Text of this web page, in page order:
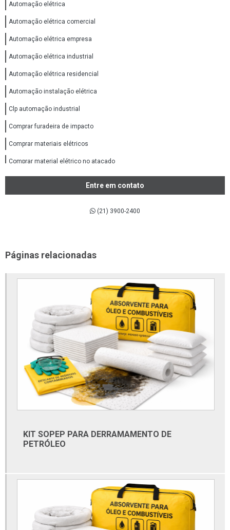
Automação elétrica
Automação elétrica comercial
Automação elétrica empresa
Automação elétrica industrial
Automação elétrica residencial
Automação instalação elétrica
Clp automação industrial
Comprar furadeira de impacto
Comprar materiais elétricos
Comprar material elétrico no atacado
Comprar tubos e conexões ppr
Conexões forjadas aço carbono
Conexões inox
Conexões inox roscadas
Conexões para tubos de aço carbono
Conexões sanitárias
Conexões sanitárias em aço inox
Conexões tubo galvanizado
Conexões tubulares aço carbono
Distribuidor de materiais elétricos atacado
Distribuidor de tubos galvanizados
Distribuidora de cabos e fios elétricos
Entre em contato
(21) 3900-2400
Páginas relacionadas
KIT SOPEP PARA DERRAMAMENTO DE
PETRÓLEO